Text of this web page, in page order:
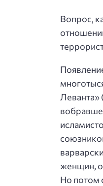
Вопрос,
Леванта»
женщин,
Но потом